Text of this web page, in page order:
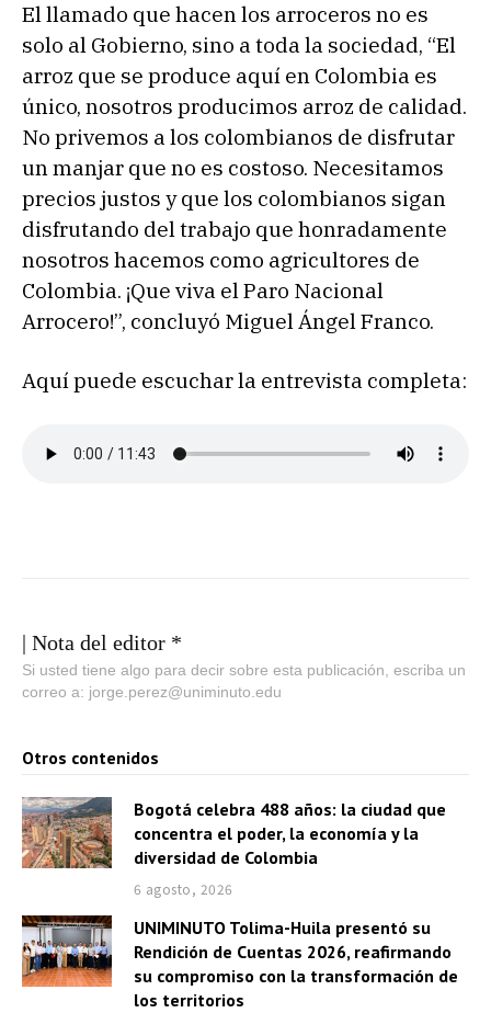
El llamado que hacen los arroceros no es
solo al Gobierno, sino a toda la sociedad, “El
arroz que se produce aquí en Colombia es
único, nosotros producimos arroz de calidad.
No privemos a los colombianos de disfrutar
un manjar que no es costoso. Necesitamos
precios justos y que los colombianos sigan
disfrutando del trabajo que honradamente
nosotros hacemos como agricultores de
Colombia. ¡Que viva el Paro Nacional
Arrocero!”, concluyó Miguel Ángel Franco.
Aquí puede escuchar la entrevista completa:
| Nota del editor *
Si usted tiene algo para decir sobre esta publicación, escriba un
correo a: jorge.perez@uniminuto.edu
Otros contenidos
Bogotá celebra 488 años: la ciudad que
concentra el poder, la economía y la
diversidad de Colombia
6 agosto, 2026
UNIMINUTO Tolima-Huila presentó su
Rendición de Cuentas 2026, reafirmando
su compromiso con la transformación de
los territorios